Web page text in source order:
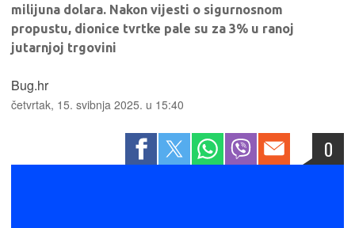
milijuna dolara. Nakon vijesti o sigurnosnom
propustu, dionice tvrtke pale su za 3% u ranoj
jutarnjoj trgovini
Bug.hr
četvrtak, 15. svibnja 2025. u 15:40
0